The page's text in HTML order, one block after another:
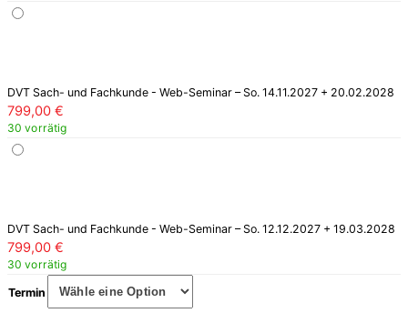
DVT Sach- und Fachkunde - Web-Seminar – So. 14.11.2027 + 20.02.2028
799,00 €
30 vorrätig
DVT Sach- und Fachkunde - Web-Seminar – So. 12.12.2027 + 19.03.2028
799,00 €
30 vorrätig
Termin